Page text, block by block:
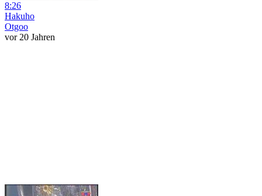
8:26
Hakuho
Otgoo
vor 20 Jahren